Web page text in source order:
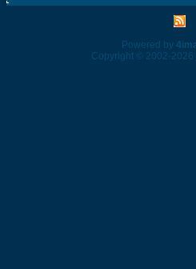
Powered by
Copyright © 2002-2026